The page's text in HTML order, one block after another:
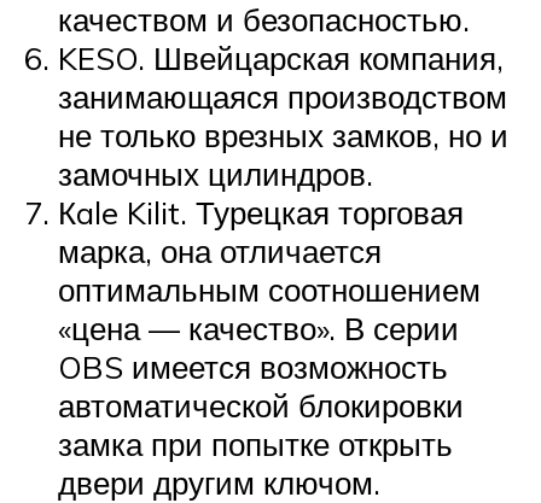
качеством и безопасностью.
KESO. Швейцарская компания,
занимающаяся производством
не только врезных замков, но и
замочных цилиндров.
Кale Kilit. Турецкая торговая
марка, она отличается
оптимальным соотношением
«цена — качество». В серии
OBS имеется возможность
автоматической блокировки
замка при попытке открыть
двери другим ключом.